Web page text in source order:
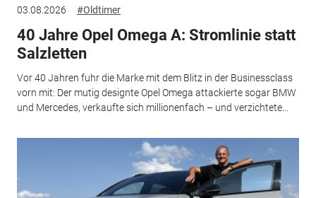
03.08.2026 #Oldtimer
40 Jahre Opel Omega A: Stromlinie statt
Salzletten
Vor 40 Jahren fuhr die Marke mit dem Blitz in der Businessclass
vorn mit: Der mutig designte Opel Omega attackierte sogar BMW
und Mercedes, verkaufte sich millionenfach – und verzichtete...